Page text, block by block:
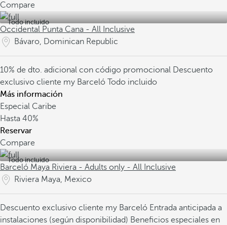
Compare
Todo incluido
Occidental Punta Cana - All Inclusive
Bávaro, Dominican Republic
10% de dto. adicional con código promocional Descuento
exclusivo cliente my Barceló Todo incluido
Más información
Especial Caribe
Hasta 40%
Reservar
Compare
Todo incluido
Barceló Maya Riviera - Adults only - All Inclusive
Riviera Maya, Mexico
Descuento exclusivo cliente my Barceló Entrada anticipada a
instalaciones (según disponibilidad) Beneficios especiales en